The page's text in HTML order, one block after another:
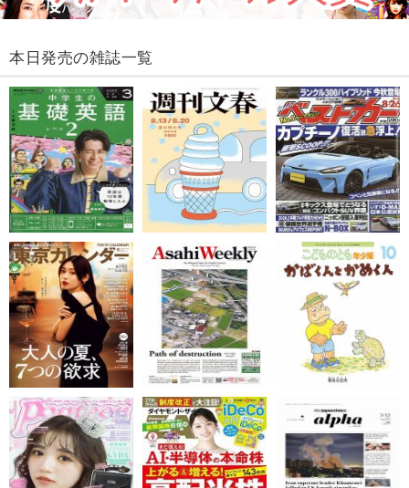
本日発売の雑誌一覧